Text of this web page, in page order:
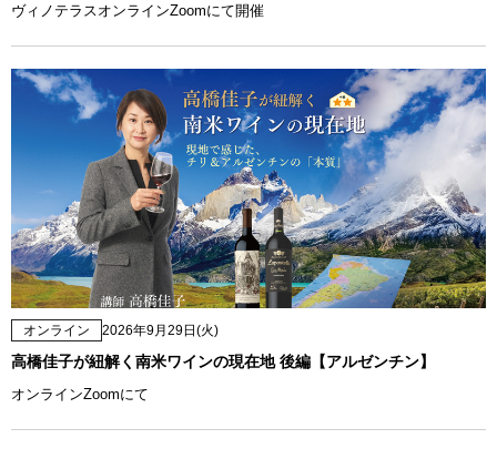
ヴィノテラスオンラインZoomにて開催
オンライン 2026年9月29日(火)
高橋佳子が紐解く南米ワインの現在地 後編【アルゼンチン】
オンラインZoomにて